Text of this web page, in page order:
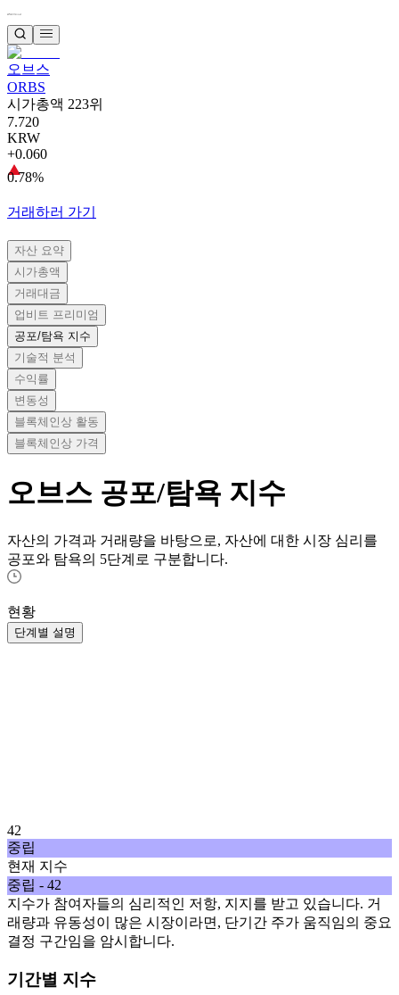
오브스
ORBS
시가총액 223위
7.720
KRW
+0.060
0.78%
거래하러 가기
자산 요약
시가총액
거래대금
업비트 프리미엄
공포/탐욕 지수
기술적 분석
수익률
변동성
블록체인상 활동
블록체인상 가격
오브스 공포/탐욕 지수
자산의 가격과 거래량을 바탕으로, 자산에 대한 시장 심리를
공포와 탐욕의 5단계로 구분합니다.
현황
단계별 설명
42
중립
현재 지수
중립 - 42
지수가 참여자들의 심리적인 저항, 지지를 받고 있습니다. 거
래량과 유동성이 많은 시장이라면, 단기간 주가 움직임의 중요
결정 구간임을 암시합니다.
기간별 지수